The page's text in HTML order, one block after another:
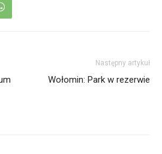
Następny artykuł
Wołomin: Park w rezerwie